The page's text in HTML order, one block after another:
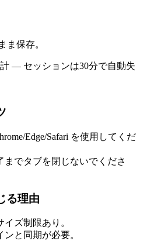
ま保存。
— セッションは30分で自動失
Edge/Safari を使用してくだ
までタブを閉じないでくださ
る理由
ズ制限あり。
と同期が必要。